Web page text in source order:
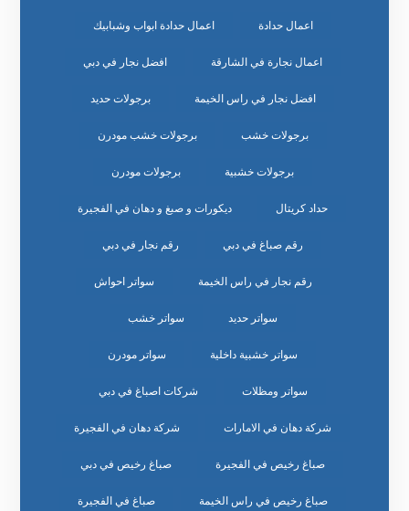
اعمال حدادة اعمال حدادة ابواب وشبابيك
اعمال نجارة في الشارقة افضل نجار في دبي
افضل نجار في راس الخيمة برجولات حديد
برجولات خشب برجولات خشب مودرن
برجولات خشبية برجولات مودرن
حداد كريتال ديكورات و صبغ و دهان في الفجيرة
رقم صباغ في دبي رقم نجار في دبي
رقم نجار في راس الخيمة سواتر احواش
سواتر حديد سواتر خشب
سواتر خشبية داخلية سواتر مودرن
سواتر ومظلات شركات اصباغ في دبي
شركة دهان في الامارات شركة دهان في الفجيرة
صباغ رخيص في الفجيرة صباغ رخيص في دبي
صباغ رخيص في راس الخيمة صباغ في الفجيرة